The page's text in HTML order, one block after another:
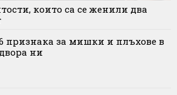
които са се женили два
признака за мишки и плъхове в
ни